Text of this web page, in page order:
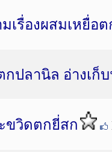
เรื่องผสมเหยื่อ
กปลานิล อ่างเก็
ขวิดตกยี่สก